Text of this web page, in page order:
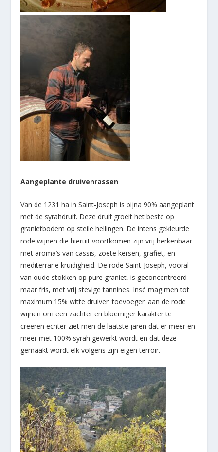
Aangeplante druivenrassen
Van de 1231 ha in Saint-Joseph is bijna 90% aangeplant
met de syrahdruif. Deze druif groeit het beste op
granietbodem op steile hellingen. De intens gekleurde
rode wijnen die hieruit voortkomen zijn vrij herkenbaar
met aroma’s van cassis, zoete kersen, grafiet, en
mediterrane kruidigheid. De rode Saint-Joseph, vooral
van oude stokken op pure graniet, is geconcentreerd
maar fris, met vrij stevige tannines. Insé mag men tot
maximum 15% witte druiven toevoegen aan de rode
wijnen om een zachter en bloemiger karakter te
creëren echter ziet men de laatste jaren dat er meer en
meer met 100% syrah gewerkt wordt en dat deze
gemaakt wordt elk volgens zijn eigen terroir.